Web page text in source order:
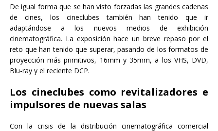
De igual forma que se han visto forzadas las grandes cadenas
de cines, los cineclubes también han tenido que ir
adaptándose a los nuevos medios de exhibición
cinematográfica. La exposición hace un breve repaso por el
reto que han tenido que superar, pasando de los formatos de
proyección más primitivos, 16mm y 35mm, a los VHS, DVD,
Blu-ray y el reciente DCP.
Los cineclubes como revitalizadores e
impulsores de nuevas salas
Con la crisis de la distribución cinematográfica comercial